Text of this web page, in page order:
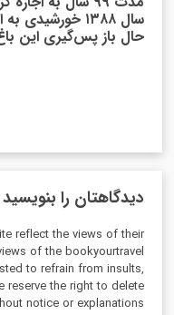
سال ۱۳۸۸
حال باز پس‌گیری این
دیدگاهتان را بنویسید
reflect the views of their
of the bookyourtravel
to refrain from insults,
reserve the right to delete
notice or explanations.